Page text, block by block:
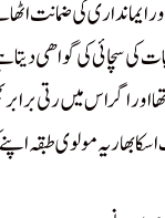
ایمانداری کی ضمانت
کی سچائی کی گواھی دیتا
اور اگر اس میں رتی
بھار یہ مولوی طبقہ